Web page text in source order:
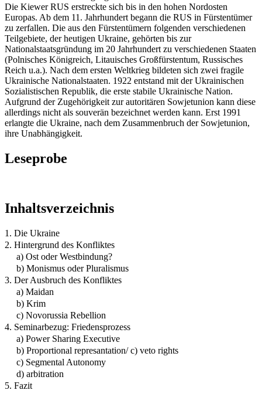
Die Kiewer RUS erstreckte sich bis in den hohen Nordosten
Europas. Ab dem 11. Jahrhundert begann die RUS in Fürstentümer
zu zerfallen. Die aus den Fürstentümern folgenden verschiedenen
Teilgebiete, der heutigen Ukraine, gehörten bis zur
Nationalstaatsgründung im 20 Jahrhundert zu verschiedenen Staaten
(Polnisches Königreich, Litauisches Großfürstentum, Russisches
Reich u.a.). Nach dem ersten Weltkrieg bildeten sich zwei fragile
Ukrainische Nationalstaaten. 1922 entstand mit der Ukrainischen
Sozialistischen Republik, die erste stabile Ukrainische Nation.
Aufgrund der Zugehörigkeit zur autoritären Sowjetunion kann diese
allerdings nicht als souverän bezeichnet werden kann. Erst 1991
erlangte die Ukraine, nach dem Zusammenbruch der Sowjetunion,
ihre Unabhängigkeit.
Leseprobe
Inhaltsverzeichnis
1. Die Ukraine
2. Hintergrund des Konfliktes
a) Ost oder Westbindung?
b) Monismus oder Pluralismus
3. Der Ausbruch des Konfliktes
a) Maidan
b) Krim
c) Novorussia Rebellion
4. Seminarbezug: Friedensprozess
a) Power Sharing Executive
b) Proportional represantation/ c) veto rights
c) Segmental Autonomy
d) arbitration
5. Fazit